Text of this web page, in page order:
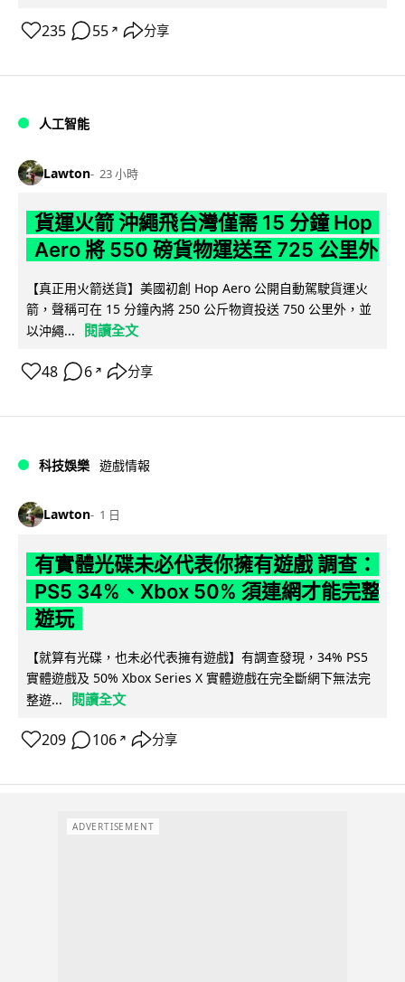
235 55 ↗ 分享
人工智能
Lawton 23 小時
貨運火箭 沖繩飛台灣僅需 15 分鐘 Hop
Aero 將 550 磅貨物運送至 725 公里外
【真正用火箭送貨】美國初創 Hop Aero 公開自動駕駛貨運火
箭，聲稱可在 15 分鐘內將 250 公斤物資投送 750 公里外，並
以沖繩...
閱讀全文
48 6 ↗ 分享
科技娛樂 遊戲情報
Lawton 1 日
有實體光碟未必代表你擁有遊戲 調查：
PS5 34%、Xbox 50% 須連網才能完整
遊玩
【就算有光碟，也未必代表擁有遊戲】有調查發現，34% PS5
實體遊戲及 50% Xbox Series X 實體遊戲在完全斷網下無法完
整遊...
閱讀全文
209 106 ↗ 分享
ADVERTISEMENT